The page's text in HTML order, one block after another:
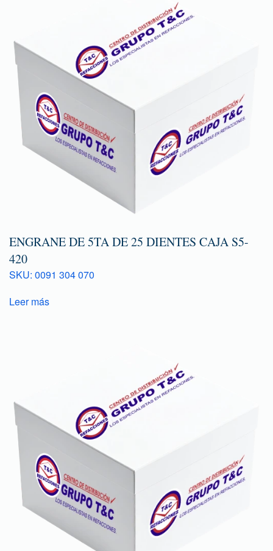
ENGRANE DE 5TA DE 25 DIENTES CAJA S5-
420
SKU: 0091 304 070
Leer más